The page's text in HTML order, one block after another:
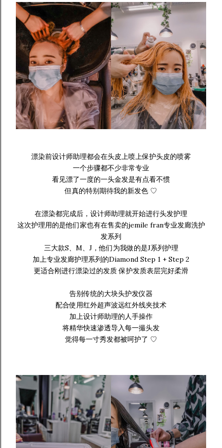
漂染前设计师助理都会在头皮上喷上保护头皮的喷雾
一个步骤都不少非常专业
看见漂了一度的一头金发是有点看不惯
但真的特别期待我的新发色 ♡
在漂染都完成后，设计师助理就开始进行头发护理
这次护理用的是他们家也有在售卖的jemile fran专业发廊洗护
发系列
三大款S、M、J，他们为我做的是J系列护理
加上专业发廊护理系列的Diamond Step 1 + Step 2
更适合刚进行漂染过的发质 保护发质表层完好柔滑
告别传统的大块头护发仪器
配合使用红外超声波远红外线夹技术
加上设计师助理的人手操作
将精华快速渗透导入每一撮头发
觉得每一寸秀发都被呵护了 ♡